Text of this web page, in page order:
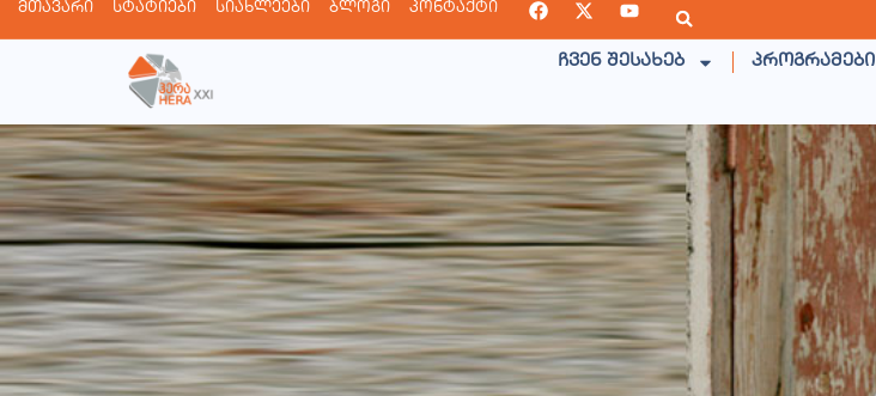
მთავარი სტატიები სიახლეები ბლოგი კონტაქტი
ჩვენ შესახებ პროგრამები